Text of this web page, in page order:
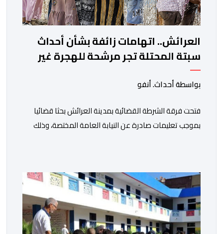
العرائش.. اتهامات زائفة بشأن أحداث
سبتة المحتلة تجر مرشحة للهجرة غير
النظامية إلى القضاء
بواسطة أحداث. أنفو
فتحت فرقة الشرطة القضائية بمدينة العرائش بحثا قضائيا
بموجب تعليمات صادرة عن النيابة العامة المختصة، وذلك
حسابات على شبكات التواصل الاجتماعي. وكانت السيدة
المذكورة قد صرحت بمعطيات مضللة، واتهامات كيدية،
تدعي فيها بأن جهات رسمية هي من فتحت الحدود في […]